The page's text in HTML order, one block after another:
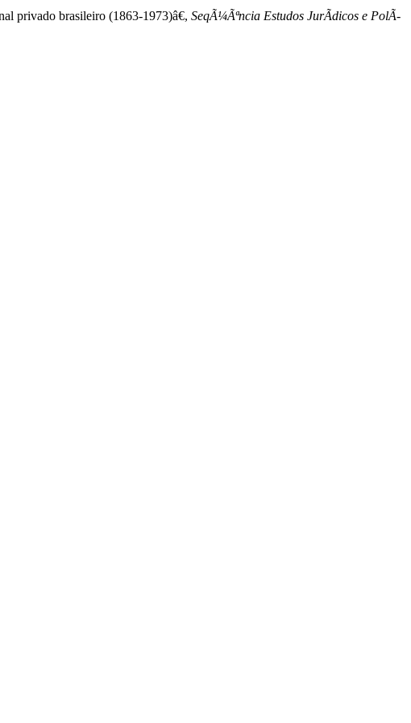
privado brasileiro (1863-1973)â€, SeqÃ¼Ãªncia Estudos JurÃ­dicos e PolÃ­